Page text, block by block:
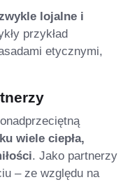
lojalne i
przykład
etycznymi,
wiele ciepła,
. Jako partnerzy
– ze względu na